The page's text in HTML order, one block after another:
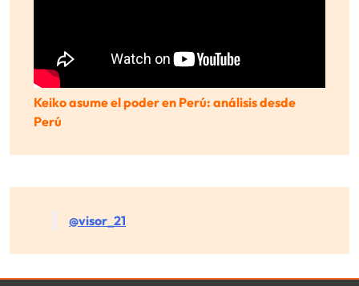
Keiko asume el poder en Perú: análisis desde
Perú
@visor_21